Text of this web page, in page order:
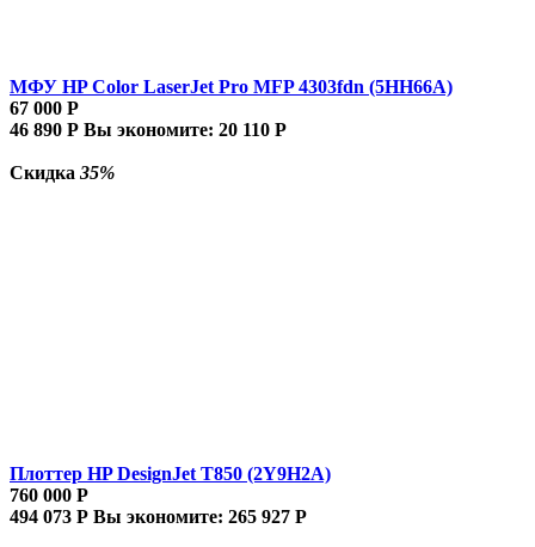
МФУ HP Color LaserJet Pro MFP 4303fdn (5HH66A)
67 000 Р
46 890 Р Вы экономите: 20 110 Р
Скидка 35%
Плоттер HP DesignJet T850 (2Y9H2A)
760 000 Р
494 073 Р Вы экономите: 265 927 Р